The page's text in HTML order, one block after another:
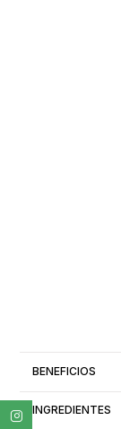
BENEFICIOS
INGREDIENTES